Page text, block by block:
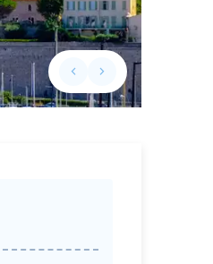
keyboard_arrow_leftPrevious slide
keyboard_arrow_rightNext slide